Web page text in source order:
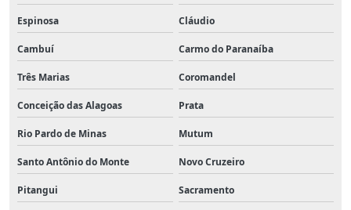
Espinosa Cláudio
Cambuí Carmo do Paranaíba
Três Marias Coromandel
Conceição das Alagoas Prata
Rio Pardo de Minas Mutum
Santo Antônio do Monte Novo Cruzeiro
Pitangui Sacramento